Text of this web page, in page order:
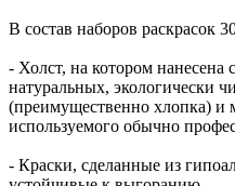
В состав наборов раскрасок
- Холст, на котором нанесена
натуральных, экологически
(преимущественно хлопка) и
используемого обычно
- Краски, сделанные из